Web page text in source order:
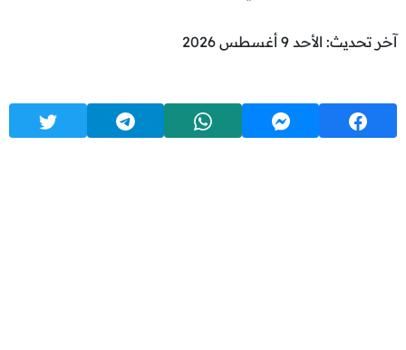
آخر تحديث: الأحد 9 أغسطس 2026